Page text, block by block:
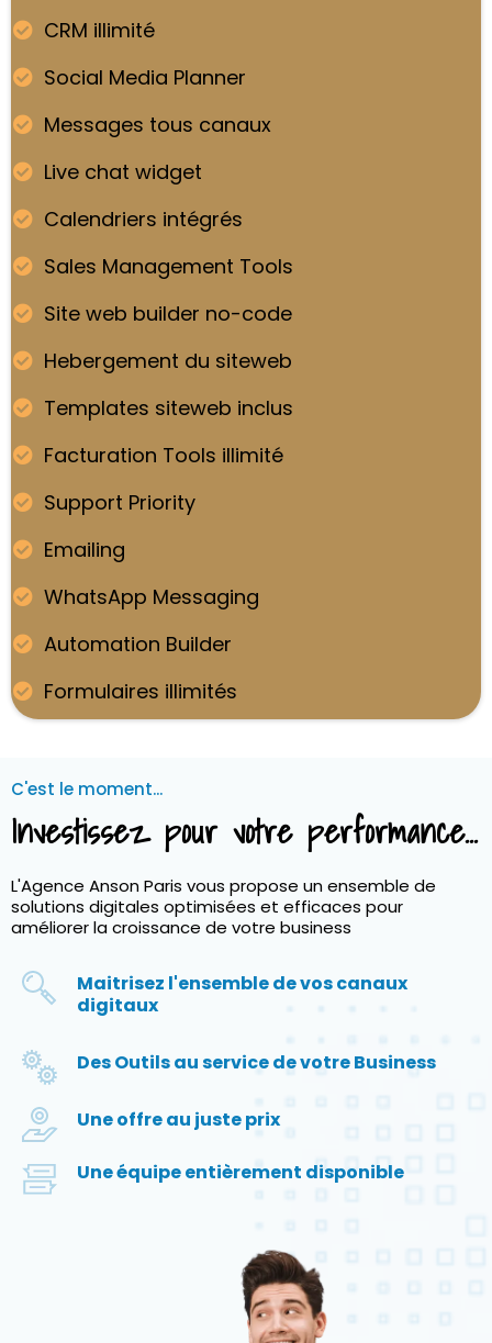
CRM illimité
Social Media Planner
Messages tous canaux
Live chat widget
Calendriers intégrés
Sales Management Tools
Site web builder no-code
Hebergement du siteweb
Templates siteweb inclus
Facturation Tools illimité
Support Priority
Emailing
WhatsApp Messaging
Automation Builder
Formulaires illimités
C'est le moment...
Investissez pour votre performance...
L'Agence Anson Paris vous propose un ensemble de
solutions digitales optimisées et efficaces pour
améliorer la croissance de votre business
Maitrisez l'ensemble de vos canaux
digitaux
Des Outils au service de votre Business
Une offre au juste prix
Une équipe entièrement disponible